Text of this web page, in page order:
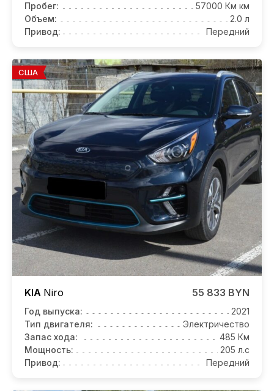
Пробег:
57000 Км км
Объем:
2.0 л
Привод:
Передний
США
KIA Niro 55 833 BYN
Год выпуска:
2021
Тип двигателя:
Электричество
Запас хода:
485 Км
Мощность:
205 л.с
Привод:
Передний